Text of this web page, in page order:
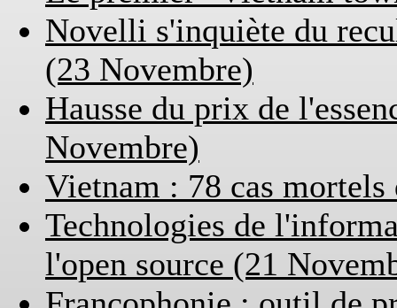
Novelli s'inquiète du
(23 Novembre)
Hausse du prix de
Novembre)
Vietnam : 78 cas
Technologies de
l'open source (21